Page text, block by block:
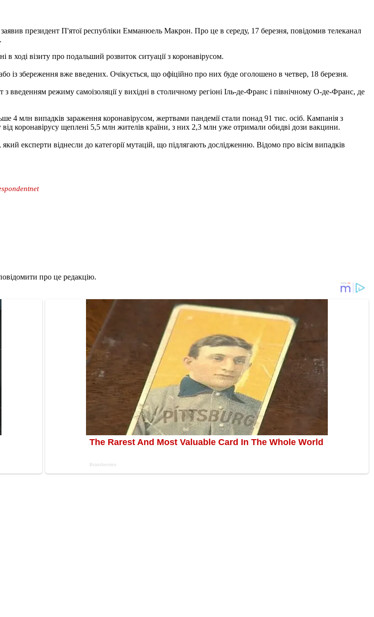
президент П'ятої республіки Емманюель Макрон. Про це в середу, 17 березня, повідомив телеканал
в ході візиту про подальший розвиток ситуації з коронавірусом.
із збереження вже введених. Очікується, що офіційно про них буде оголошено в четвер, 18 березня.
введенням режиму самоізоляції у вихідні в столичному регіоні Іль-де-Франс і північному О-де-Франс, де
4 млн випадків зараження коронавірусом, жертвами пандемії стали понад 91 тис. осіб. Кампанія з
коронавірусу щеплені 5,5 млн жителів країни, з них 2,3 млн уже отримали обидві дози вакцини.
, який експерти віднесли до категорії мутацій, що підлягають дослідженню. Відомо про вісім випадків
про це редакцію.